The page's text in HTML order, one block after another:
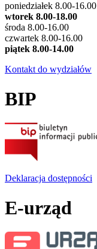
poniedziałek 8.00-16.00
wtorek 8.00-18.00
środa 8.00-16.00
czwartek 8.00-16.00
piątek 8.00-14.00
Kontakt do wydziałów
BIP
Deklaracja dostępności
E-urząd